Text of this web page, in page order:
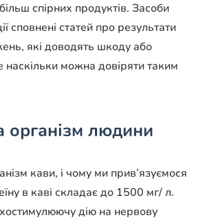
спірних продуктів. Засоби
сповнені статей про результати
які доводять шкоду або
наскільки можна довіряти таким
організм людини
кави, і чому ми прив’язуємося
в каві складає до 1500 мг/ л.
дію на нервову